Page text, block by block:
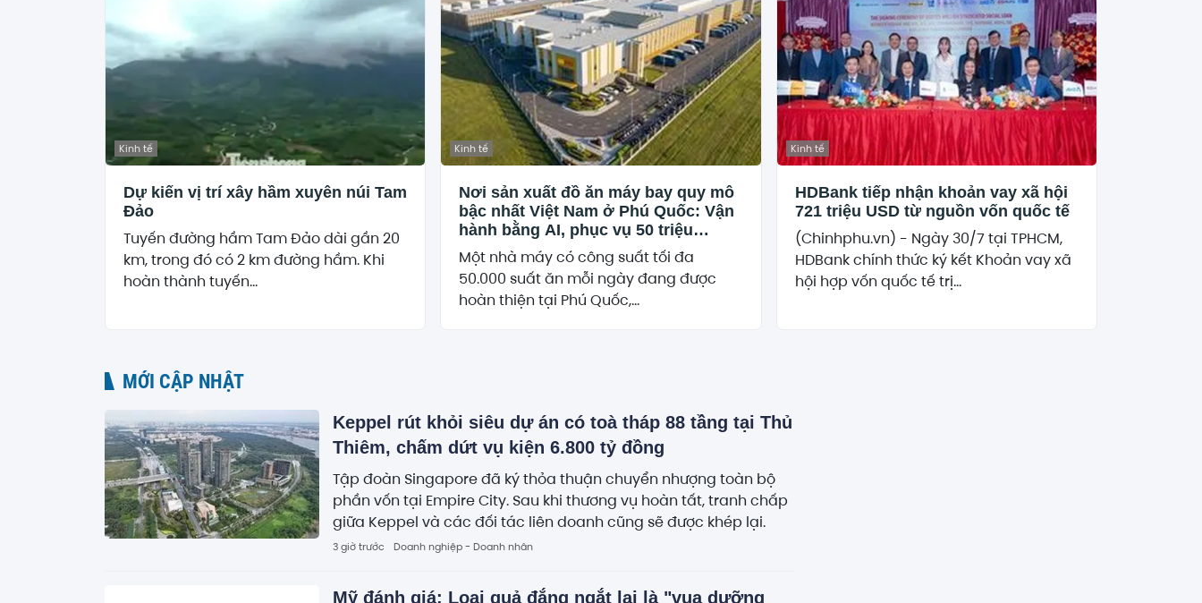
Kinh tế
Dự kiến vị trí xây hầm xuyên núi Tam
Đảo
Tuyến đường hầm Tam Đảo dài gần 20
km, trong đó có 2 km đường hầm. Khi
hoàn thành tuyến...
Kinh tế
Nơi sản xuất đồ ăn máy bay quy mô
bậc nhất Việt Nam ở Phú Quốc: Vận
hành bằng AI, phục vụ 50 triệu
khách
Một nhà máy có công suất tối đa
50.000 suất ăn mỗi ngày đang được
hoàn thiện tại Phú Quốc,...
Kinh tế
HDBank tiếp nhận khoản vay xã hội
721 triệu USD từ nguồn vốn quốc tế
(Chinhphu.vn) - Ngày 30/7 tại TPHCM,
HDBank chính thức ký kết Khoản vay xã
hội hợp vốn quốc tế trị...
MỚI CẬP NHẬT
Keppel rút khỏi siêu dự án có toà tháp 88 tầng tại Thủ
Thiêm, chấm dứt vụ kiện 6.800 tỷ đồng
Tập đoàn Singapore đã ký thỏa thuận chuyển nhượng toàn bộ
phần vốn tại Empire City. Sau khi thương vụ hoàn tất, tranh chấp
giữa Keppel và các đối tác liên doanh cũng sẽ được khép lại.
3 giờ trước Doanh nghiệp - Doanh nhân
Mỹ đánh giá: Loại quả đắng ngắt lại là "vua dưỡng